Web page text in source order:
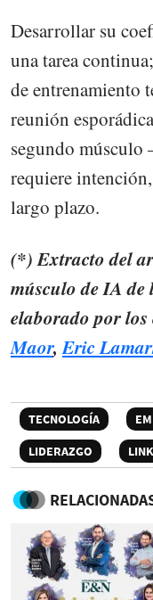
Desarrollar su
una tarea
de entrenamiento
reunión
segundo
requiere
largo plazo.
(*) Extracto del
músculo de IA de
elaborado por
Maor,Eric
TECNOLOGÍA
LIDERAZGO